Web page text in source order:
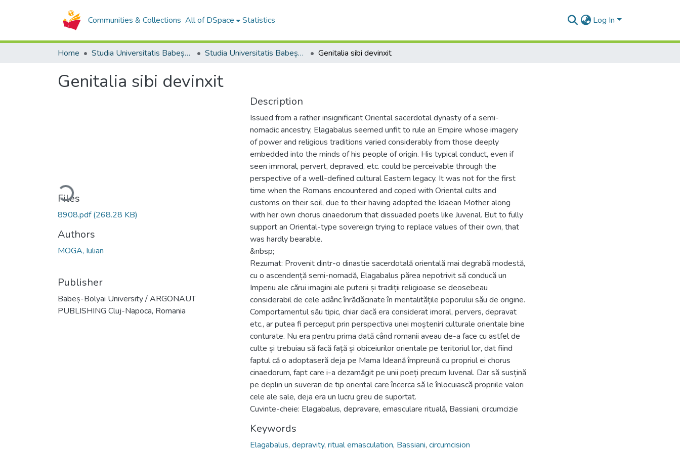
Communities & Collections All of DSpace Statistics Log In
Home Studia Universitatis Babeș-Bolyai Collection Studia Universitatis Babeș-Bolyai Historia Genitalia sibi devinxit
Genitalia sibi devinxit
Loading...
Files
8908.pdf(268.28 KB)
Authors
MOGA, Iulian
Publisher
Babeș-Bolyai University / ARGONAUT
PUBLISHING Cluj-Napoca, Romania
Description
Issued from a rather insignificant Oriental sacerdotal dynasty of a semi-
nomadic ancestry, Elagabalus seemed unfit to rule an Empire whose imagery
of power and religious traditions varied considerably from those deeply
embedded into the minds of his people of origin. His typical conduct, even if
seen immoral, pervert, depraved, etc. could be perceivable through the
perspective of a well-defined cultural Eastern legacy. It was not for the first
time when the Romans encountered and coped with Oriental cults and
customs on their soil, due to their having adopted the Idaean Mother along
with her own chorus cinaedorum that dissuaded poets like Juvenal. But to fully
support an Oriental-type sovereign trying to replace values of their own, that
was hardly bearable.
&nbsp;
Rezumat: Provenit dintr-o dinastie sacerdotală orientală mai degrabă modestă,
cu o ascendență semi-nomadă, Elagabalus părea nepotrivit să conducă un
Imperiu ale cărui imagini ale puterii și tradiții religioase se deosebeau
considerabil de cele adânc înrădăcinate în mentalitățile poporului său de origine.
Comportamentul său tipic, chiar dacă era considerat imoral, pervers, depravat
etc., ar putea fi perceput prin perspectiva unei moșteniri culturale orientale bine
conturate. Nu era pentru prima dată când romanii aveau de-a face cu astfel de
culte și trebuiau să facă față și obiceiurilor orientale pe teritoriul lor, dat fiind
faptul că o adoptaseră deja pe Mama Ideană împreună cu propriul ei chorus
cinaedorum, fapt care i-a dezamăgit pe unii poeți precum Iuvenal. Dar să susțină
pe deplin un suveran de tip oriental care încerca să le înlocuiască propriile valori
cele ale sale, deja era un lucru greu de suportat.
Cuvinte-cheie: Elagabalus, depravare, emasculare rituală, Bassiani, circumcizie
Keywords
Elagabalus, depravity, ritual emasculation, Bassiani, circumcision